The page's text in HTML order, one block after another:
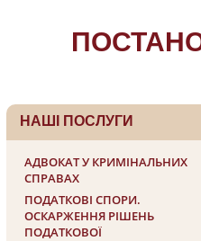
НАШI ПОСЛУГИ
АДВОКАТ У КРИМІНАЛЬНИХ
СПРАВАХ
ПОДАТКОВІ СПОРИ.
ОСКАРЖЕННЯ РІШЕНЬ
ПОДАТКОВОЇ